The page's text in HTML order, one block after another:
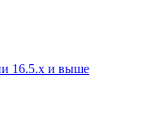
16.5.х и выше